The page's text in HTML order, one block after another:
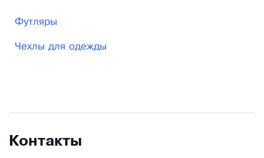
Футляры
Чехлы для одежды
Контакты